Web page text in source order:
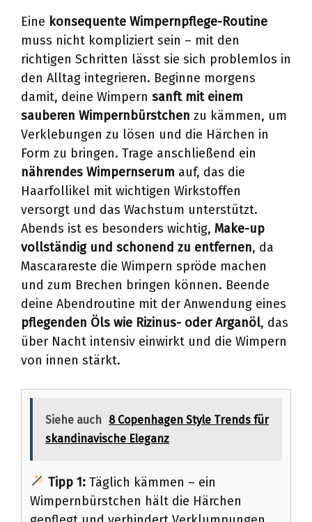
Eine konsequente Wimpernpflege-Routine
muss nicht kompliziert sein – mit den
richtigen Schritten lässt sie sich problemlos in
den Alltag integrieren. Beginne morgens
damit, deine Wimpern sanft mit einem
sauberen Wimpernbürstchen zu kämmen, um
Verklebungen zu lösen und die Härchen in
Form zu bringen. Trage anschließend ein
nährendes Wimpernserum auf, das die
Haarfollikel mit wichtigen Wirkstoffen
versorgt und das Wachstum unterstützt.
Abends ist es besonders wichtig, Make-up
vollständig und schonend zu entfernen, da
Mascarareste die Wimpern spröde machen
und zum Brechen bringen können. Beende
deine Abendroutine mit der Anwendung eines
pflegenden Öls wie Rizinus- oder Arganöl, das
über Nacht intensiv einwirkt und die Wimpern
von innen stärkt.
Siehe auch 8 Copenhagen Style Trends für
skandinavische Eleganz
Tipp 1:Täglich kämmen – ein
Wimpernbürstchen hält die Härchen